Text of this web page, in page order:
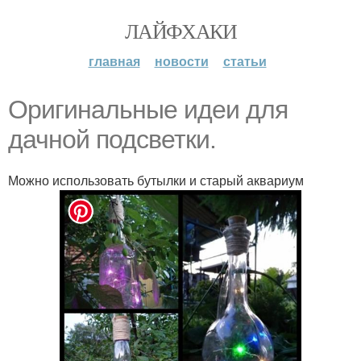
ЛАЙФХАКИ
главная новости статьи
Оригинальные идеи для
дачной подсветки.
Можно использовать бутылки и старый аквариум